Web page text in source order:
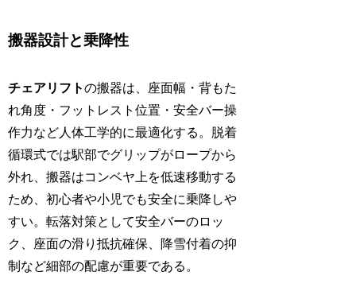
搬器設計と乗降性
チェアリフトの搬器は、座面幅・背もた
れ角度・フットレスト位置・安全バー操
作力など人体工学的に最適化する。脱着
循環式では駅部でグリップがロープから
外れ、搬器はコンベヤ上を低速移動する
ため、初心者や小児でも安全に乗降しや
すい。転落対策として安全バーのロッ
ク、座面の滑り抵抗確保、降雪付着の抑
制など細部の配慮が重要である。